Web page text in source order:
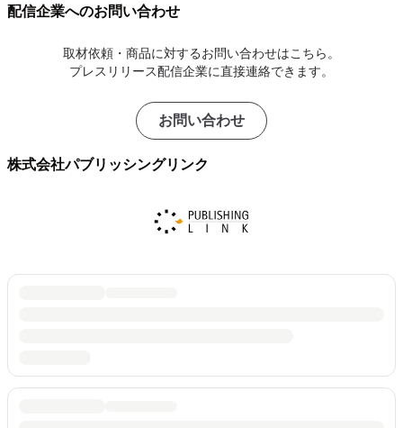
配信企業へのお問い合わせ
取材依頼・商品に対するお問い合わせはこちら。
プレスリリース配信企業に直接連絡できます。
お問い合わせ
株式会社パブリッシングリンク